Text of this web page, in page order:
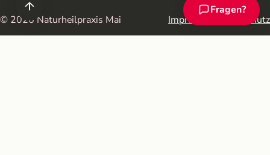
© 2026 Naturheilpraxis Mai Impressum Datenschutz
Fragen?
Chat-Assistent